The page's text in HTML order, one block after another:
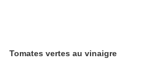
Tomates vertes au vinaigre